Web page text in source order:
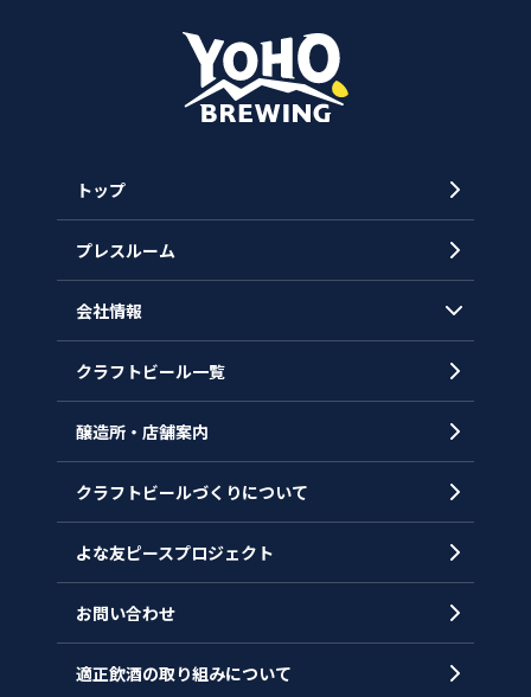
トップ
プレスルーム
会社情報
会社概要
沿革
クラフトビール一覧
醸造所・店舗案内
クラフトビールづくりについて
よな友ピースプロジェクト
お問い合わせ
適正飲酒の取り組みについて